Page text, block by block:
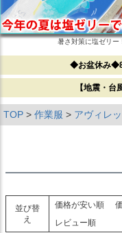
暑さ対策に塩ゼリー
◆お盆休み
【地震・
TOP 作業服 アヴィレ
並び替
え
価格が安い順
レビュー順